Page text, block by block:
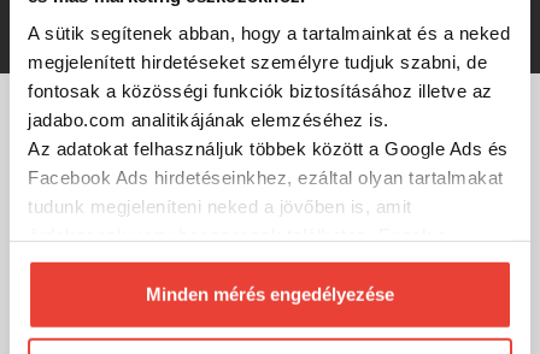
A sütik segítenek abban, hogy a tartalmainkat és a neked
megjelenített hirdetéseket személyre tudjuk szabni, de
fontosak a közösségi funkciók biztosításához illetve az
jadabo.com analitikájának elemzéséhez is.
Az adatokat felhasználjuk többek között a Google Ads és
Facebook Ads hirdetéseinkhez, ezáltal olyan tartalmakat
tudunk megjeleníteni neked a jövőben is, amit
biztosításához arra kérünk, hogy engedd meg
számunkra minden mérés használatát.
Természetesensoha semmilyen formában nem fogunk
Minden mérés engedélyezése
MÁRKÁINK